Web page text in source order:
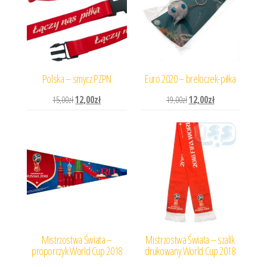
Polska – smycz PZPN
15,00złPierwotna cena wynosiła: 15,00zł.
12,00złAktualna cena wynosi: 12,00zł.
Euro 2020 – breloczek-piłka
19,00złPierwotna cena wynosiła:
12,00złAktualna cena
Mistrzostwa Świata –
proporczyk World Cup 2018
Mistrzostwa Świata – szalik
drukowany World Cup 2018